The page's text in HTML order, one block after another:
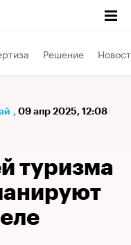
Решение
, 09 апр 2025, 12:08
туризма